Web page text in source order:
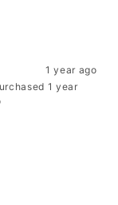
1 year ago
1 year